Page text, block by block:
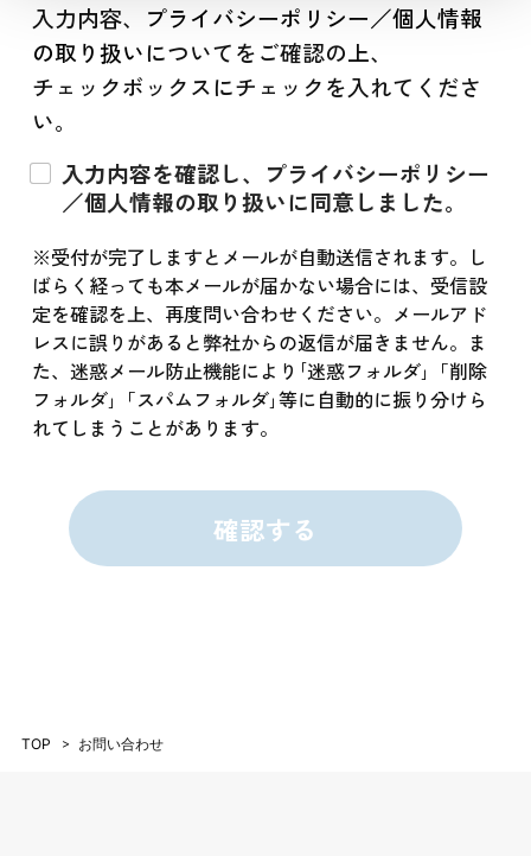
入力内容、
プライバシーポリシー／個人情報
の取り扱いについてをご確認の上、
チェックボックスにチェックを入れてくださ
い。
入力内容を確認し、プライバシーポリシー
／個人情報の取り扱いに同意しました。
※受付が完了しますとメールが自動送信されます。し
ばらく経っても本メールが届かない場合には、受信設
定を確認を上、再度問い合わせください。メールアド
レスに誤りがあると弊社からの返信が届きません。ま
た、迷惑メール防止機能により｢迷惑フォルダ｣「削除
フォルダ｣「スパムフォルダ｣等に自動的に振り分けら
れてしまうことがあります。
わ
確認する
TOP お問い合わせ